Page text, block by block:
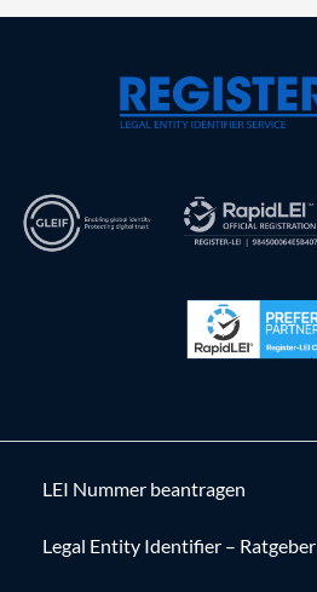
LEI Nummer beantragen
Legal Entity Identifier – Ratgeber